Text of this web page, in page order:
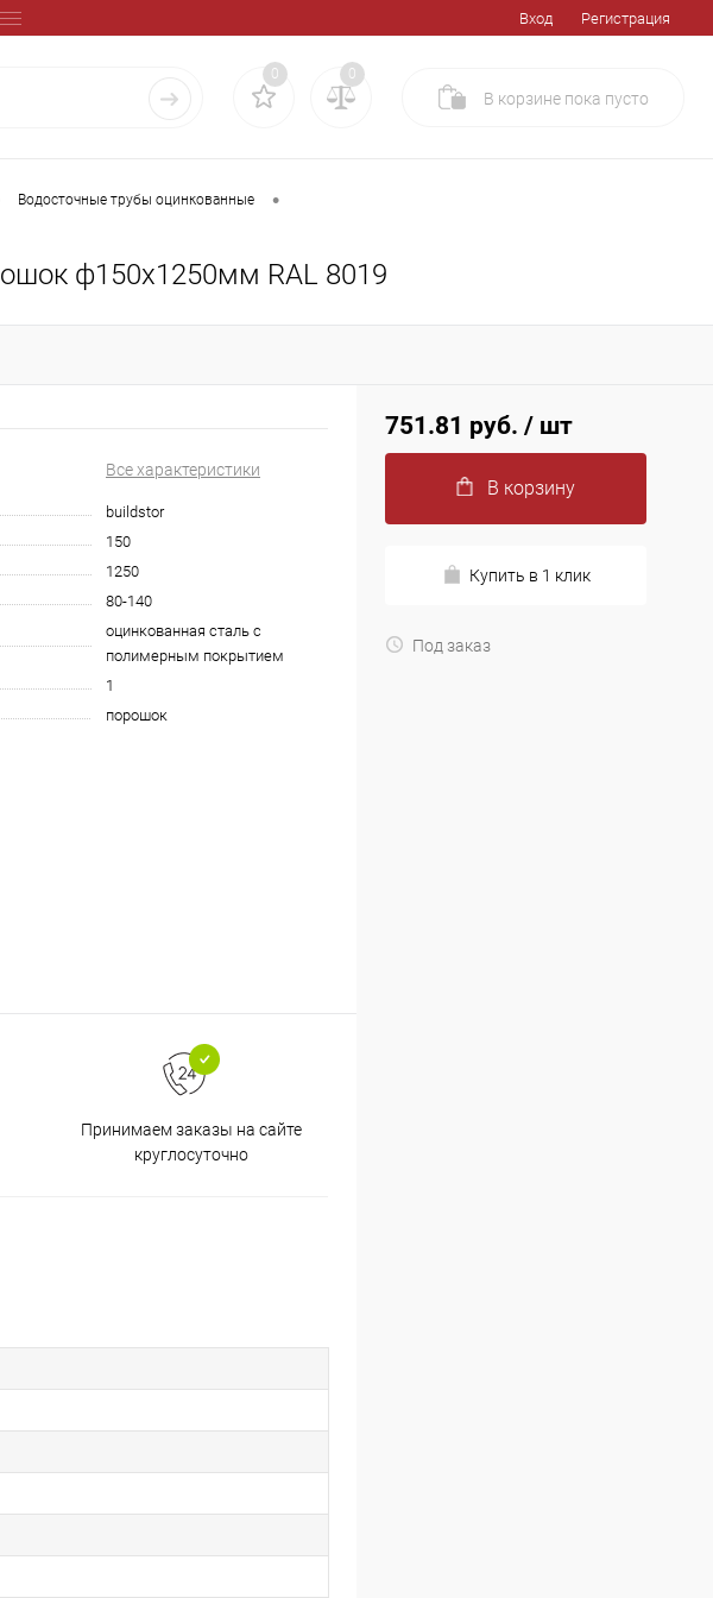
Вход Регистрация
0 0
В корзине пока пусто
Водосточные трубы оцинкованные •
ф150х1250мм RAL 8019
Все характеристики
buildstor
150
1250
80-140
оцинкованная сталь с
полимерным покрытием
1
порошок
Принимаем заказы на сайте
круглосуточно
751.81 руб. / шт
В корзину
Купить в 1 клик
Под заказ